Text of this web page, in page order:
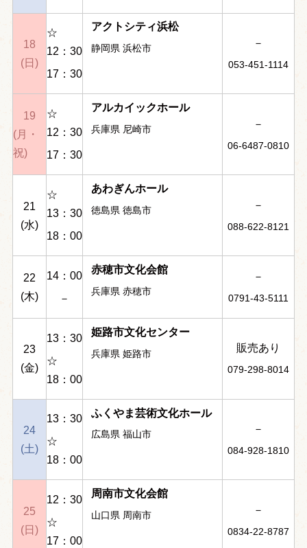
18
(日)
☆
12：30
17：30
アクトシティ浜松
静岡県 浜松市 －
053-451-1114
19
(月・
祝)
☆
12：30
17：30
アルカイックホール
兵庫県 尼崎市 －
06-6487-0810
21
(水)
☆
13：30
18：00
あわぎんホール
徳島県 徳島市 －
088-622-8121
22
(木)
14：00
－
赤穂市文化会館
兵庫県 赤穂市
－
0791-43-5111
23
(金)
13：30
☆
18：00
姫路市文化センター
兵庫県 姫路市 販売あり
079-298-8014
24
(土)
13：30
☆
18：00
ふくやま芸術文化ホール
広島県 福山市 －
084-928-1810
25
(日)
12：30
☆
17：00
周南市文化会館
山口県 周南市 －
0834-22-8787